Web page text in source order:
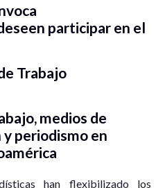
participar en el
Trabajo
medios de
periodismo en
han flexibilizado los